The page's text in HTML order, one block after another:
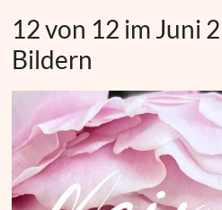
12 von 12 im Juni
Bildern